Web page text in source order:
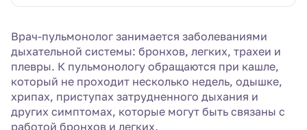
Врач-пульмонолог занимается заболеваниями
дыхательной системы: бронхов, легких, трахеи и
плевры. К пульмонологу обращаются при кашле,
который не проходит несколько недель, одышке,
хрипах, приступах затрудненного дыхания и
других симптомах, которые могут быть связаны с
работой бронхов и легких.